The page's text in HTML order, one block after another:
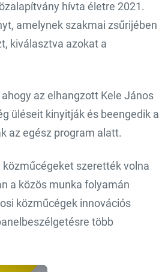
hívta életre 2021.
amelynek szakmai zsűrijében
kiválasztva azokat a
az elhangzott Kele János
üléseit kinyitják és beengedik a
az egész program alatt.
szerették volna
a közös munka folyamán
közműcégek innovációs
több